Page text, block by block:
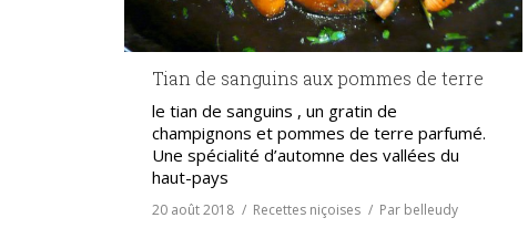
Tian de sanguins aux pommes de terre
le tian de sanguins , un gratin de
champignons et pommes de terre parfumé.
Une spécialité d’automne des vallées du
haut-pays
20 août 2018 Recettes niçoises Par belleudy